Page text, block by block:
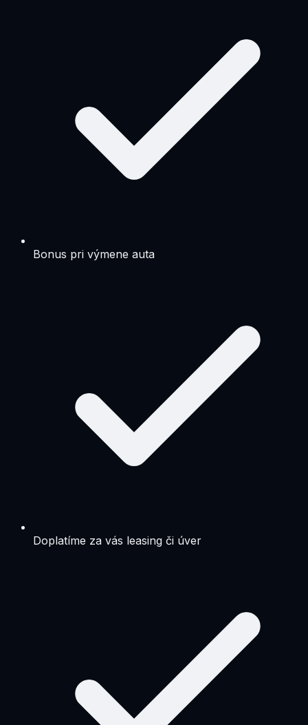
Bonus pri výmene auta
Doplatíme za vás leasing či úver